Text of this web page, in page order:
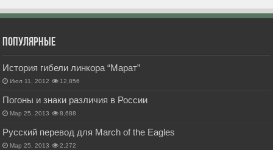
Популярные
История гибели линкора “Марат”
Июл 11, 2012 12,856
Погоны и знаки различия в России
Мар 25, 2013 8,688
Русский перевод для March of the Eagles
Мар 25, 2013 2,272